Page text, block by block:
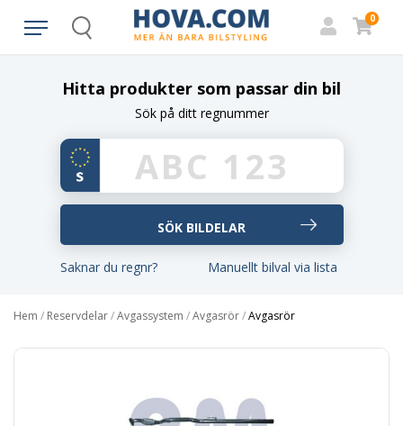
Search
0
Hitta produkter som passar din bil
Sök på ditt regnummer
Saknar du regnr? Manuellt bilval via lista
Hem / Reservdelar/Avgassystem /Avgasrör/Avgasrör